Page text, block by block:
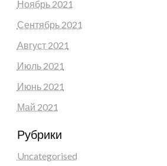
Ноябрь 2021
Сентябрь 2021
Август 2021
Июль 2021
Июнь 2021
Май 2021
Рубрики
Uncategorised